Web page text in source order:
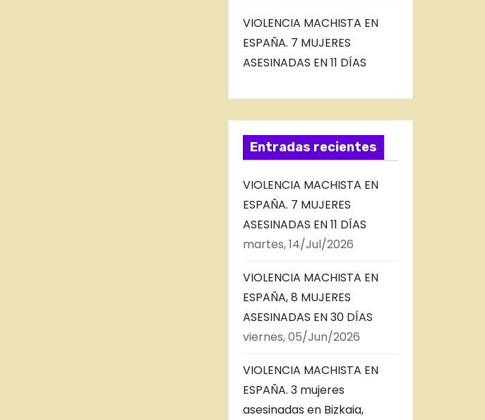
VIOLENCIA MACHISTA EN
ESPAÑA. 7 MUJERES
ASESINADAS EN 11 DÍAS
Entradas recientes
VIOLENCIA MACHISTA EN
ESPAÑA. 7 MUJERES
ASESINADAS EN 11 DÍAS
martes, 14/Jul/2026
VIOLENCIA MACHISTA EN
ESPAÑA, 8 MUJERES
ASESINADAS EN 30 DÍAS
viernes, 05/Jun/2026
VIOLENCIA MACHISTA EN
ESPAÑA. 3 mujeres
asesinadas en Bizkaia,